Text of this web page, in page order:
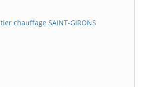
chauffage SAINT-GIRONS